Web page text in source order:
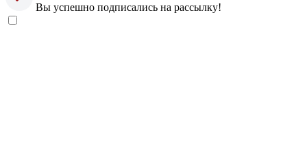
Вы успешно подписались на рассылку!